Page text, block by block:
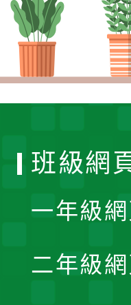
班級網
一年級網
二年級網